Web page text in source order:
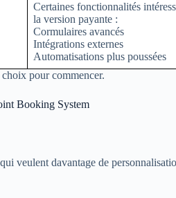
Certaines fonctionnalités
la version payante :
Cormulaires avancés
Intégrations externes
Automatisations plus poussées
pour commencer.
Booking System
veulent davantage de